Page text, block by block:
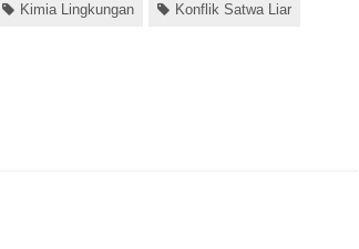
Kimia Lingkungan Konflik Satwa Liar